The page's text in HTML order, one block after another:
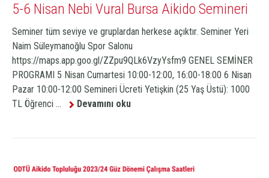
5-6 Nisan Nebi Vural Bursa Aikido Semineri
Seminer tüm seviye ve gruplardan herkese açıktır. Seminer Yeri
Naim Süleymanoğlu Spor Salonu
https://maps.app.goo.gl/ZZpu9QLk6VzyYsfm9 GENEL SEMİNER
PROGRAMI 5 Nisan Cumartesi 10:00-12:00, 16:00-18:00 6 Nisan
Pazar 10:00-12:00 Semineri Ücreti Yetişkin (25 Yaş Üstü): 1000
TL Öğrenci ...
Devamını oku